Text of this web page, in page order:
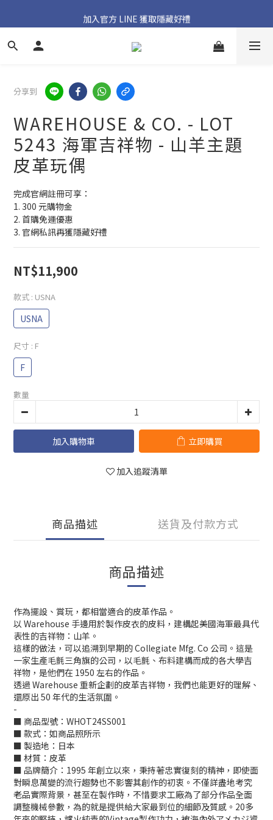
加入官方 LINE 獲取隱藏好禮
加入官方 LINE 獲取隱藏好禮
分享到
WAREHOUSE & CO. - LOT
5243 海軍吉祥物 - 山羊主題
皮革玩偶
完成官網註冊可享：
1. 300 元購物金
2. 首購免運優惠
3. 官網私訊再獲隱藏好禮
NT$11,900
款式 : USNA
USNA
尺寸 : F
F
數量
加入購物車 立即購買
加入追蹤清單
商品描述 送貨及付款方式
商品描述
作為擺設、賞玩，都相當適合的皮革作品。
以 Warehouse 手邊用於製作皮衣的皮料，建構起美國海軍最具代
表性的吉祥物：山羊。
這樣的做法，可以追溯到早期的 Collegiate Mfg. Co 公司。這是
一家生產毛氈三角旗的公司，以毛氈、布料建構而成的各大學吉
祥物，是他們在 1950 左右的作品。
透過 Warehouse 重新企劃的皮革吉祥物，我們也能更好的理解、
還原出 50 年代的生活氛圍。
-
■ 商品型號：WHOT24SS001
■ 款式：如商品照所示
■ 製造地：日本
■ 材質：皮革
■ 品牌簡介：1995 年創立以來，秉持著忠實復刻的精神，即使面
對瞬息萬變的流行趨勢也不影響其創作的初衷。不僅詳盡地考究
老品實際背景，甚至在製作時，不惜要求工廠為了部分作品全面
調整機械參數，為的就是提供給大家最到位的細節及質感。20多